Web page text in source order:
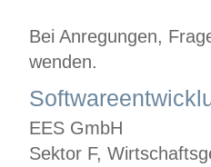
Bei Anregungen,
wenden.
EES GmbH
Sektor F,